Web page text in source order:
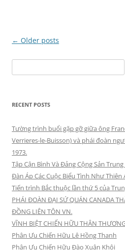
Post
← Older posts
for:
RECENT POSTS
Tường trình buổi gặp gỡ giữa ông
Verrieres-le-Buisson) và phái đoàn
1973.
Tập Cận Bình Và Đảng Cộng Sản
Đàn Áp Các Cuộc Biểu Tình Như Thiên
Tiến trình Bắc thuộc lần thứ 5 của
PHÁI ĐOÀN ĐẠI SỨ QUÁN CANADA
ĐỒNG LIÊN TÔN VN.
VĨNH BIỆT CHIẾN HỮU THÂN
Phân Ưu Chiến Hữu Lê Hồng Thanh
Phân Ưu Chiến Hữu Đào Xuân Khôi